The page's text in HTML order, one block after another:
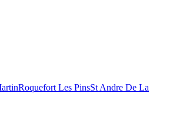
Roquefort Les PinsSt Andre De La